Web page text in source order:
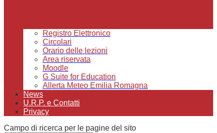
Registro Elettronico
Circolari
Orario delle lezioni
Area riservata
Moodle
G Suite for Education
Allerta Meteo Emilia Romagna
News
U.R.P. e Contatti
Privacy
Campo di ricerca per le pagine del sito